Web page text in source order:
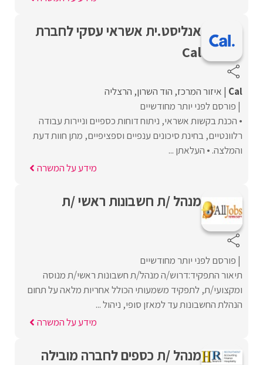
אנליסט.ית אשראי עסקי לחברת
Cal
Cal איזור המרכז הוד השרון הרצליה
פורסם לפני יותר מחודשיים
• הכנת בקשות אשראי, ניתוח דוחות כספיים וניירות עבודה
רלוונטיים, בחינת סיכונים ענפיים וספציפיים, מתן חוות דעת
והמלצה. • העלאתן ...
מידע על המשרה
מנהל /ת חשבונות ראשי /ת
פורסם לפני יותר מחודשיים
תיאור התפקיד:דרוש/ה מנהל/ת חשבונות ראשי/ת מנוסה
ומקצועי/ת, לתפקיד משמעותי הכולל אחריות מלאה על תחום
הנהלת החשבונות עד למאזן סופי, ניהול ...
מידע על המשרה
מנהל /ת כספים לחברה מובילה